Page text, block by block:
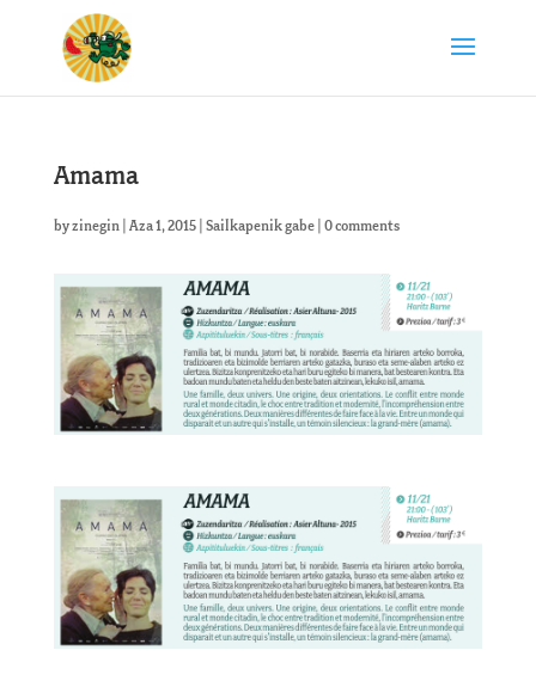
Amama
byzinegin| Aza 1, 2015| Sailkapenik gabe| 0 comments